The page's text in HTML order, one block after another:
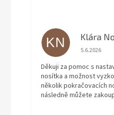
KN Klára
5.6.2026
Děkuji za pomoc s
nosítka a možnost
několik pokračovacích
následně můžete